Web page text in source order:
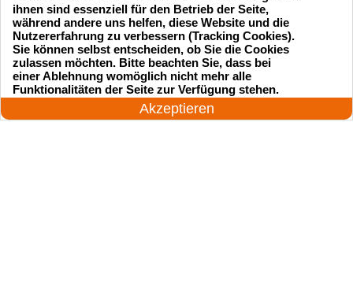
Startseite Einsatzgebiete
Preise
24 Stunden am Tag
Akzeptieren
ihnen sind essenziell für den Betrieb der Seite,
während andere uns helfen, diese Website und die
Nutzererfahrung zu verbessern (Tracking Cookies).
Sie können selbst entscheiden, ob Sie die Cookies
zulassen möchten. Bitte beachten Sie, dass bei
einer Ablehnung womöglich nicht mehr alle
Funktionalitäten der Seite zur Verfügung stehen.